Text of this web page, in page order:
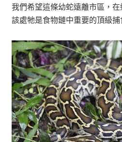
我們希望這條幼蛇遠離市區，
該處牠是食物鏈中重要的頂級捕